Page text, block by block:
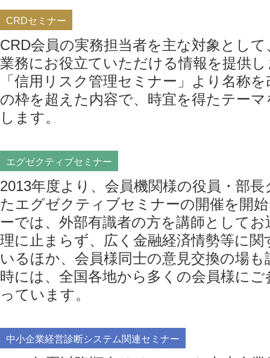
CRDセミナー
CRD会員の実務担当者を主な対象とし
業務にお役立ていただける情報を提供
「信用リスク管理セミナー」より名称
の枠を超えた内容で、時宜を得たテー
します。
エグゼクティブセミナー
2013年度より、会員機関様の役員・部
たエグゼクティブセミナーの開催を開
ーでは、外部有識者の方を講師として
理に止まらず、広く金融経済情勢等に
いるほか、会員様同士の意見交換の場
時には、全国各地から多くの会員様に
っています。
中小企業経営診断システム関連セミナー